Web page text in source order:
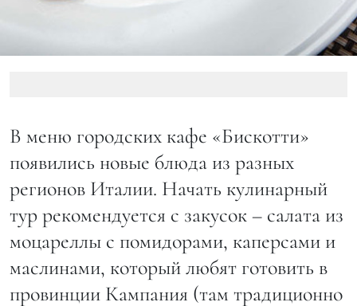
В меню городских кафе «Бискотти»
появились новые блюда из разных
регионов Италии. Начать кулинарный
тур рекомендуется с закусок – салата из
моцареллы с помидорами, каперсами и
маслинами, который любят готовить в
провинции Кампания (там традиционно